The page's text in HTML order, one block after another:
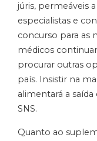
júris, permeáveis
especialistas e
concurso para as
médicos
procurar outras
país. Insistir na
alimentará a
SNS.
Quanto ao